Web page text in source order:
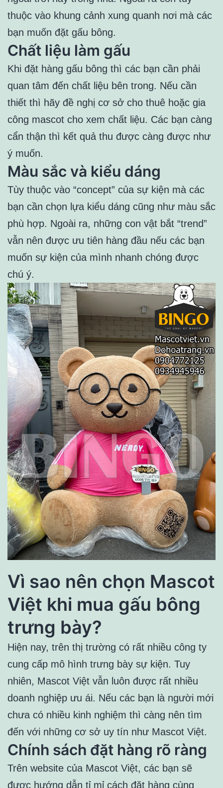
thuộc vào khung cảnh xung quanh nơi mà các
bạn muốn đặt gấu bông.
Chất liệu làm gấu
Khi đặt hàng gấu bông thì các bạn cần phải
quan tâm đến chất liệu bên trong. Nếu cần
thiết thì hãy đề nghị cơ sở cho thuê hoặc gia
công mascot cho xem chất liệu. Các bạn càng
cẩn thận thì kết quả thu được càng được như
ý muốn.
Màu sắc và kiểu dáng
Tùy thuộc vào “concept” của sự kiện mà các
bạn cần chọn lựa kiểu dáng cũng như màu sắc
phù hợp. Ngoài ra, những con vật bắt “trend”
vẫn nên được ưu tiên hàng đầu nếu các bạn
muốn sự kiện của mình nhanh chóng được
chú ý.
Vì sao nên chọn Mascot
Việt khi mua gấu bông
trưng bày?
Hiện nay, trên thị trường có rất nhiều công ty
cung cấp mô hình trưng bày sự kiện. Tuy
nhiên, Mascot Việt vẫn luôn được rất nhiều
doanh nghiệp ưu ái. Nếu các bạn là người mới
chưa có nhiều kinh nghiệm thì càng nên tìm
đến với những cơ sở uy tín như Mascot Việt.
Chính sách đặt hàng rõ ràng
Trên website của Mascot Việt, các bạn sẽ
được hướng dẫn tỉ mỉ cách đặt hàng cùng